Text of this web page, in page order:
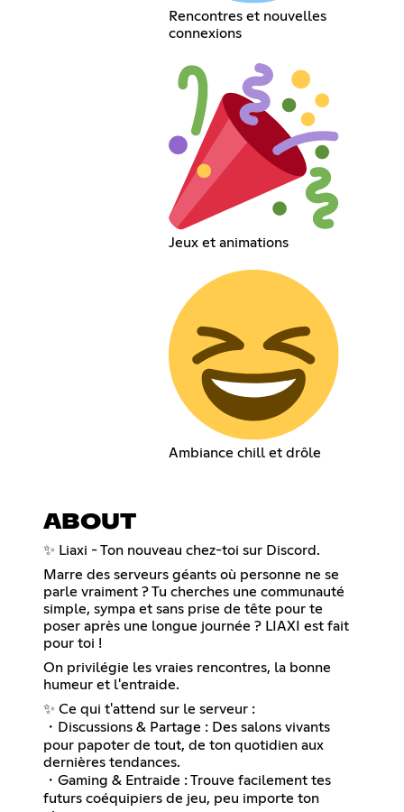
Rencontres et nouvelles
connexions
Jeux et animations
Ambiance chill et drôle
ABOUT
✨ Liaxi - Ton nouveau chez-toi sur Discord.
Marre des serveurs géants où personne ne se
parle vraiment ? Tu cherches une communauté
simple, sympa et sans prise de tête pour te
poser après une longue journée ? LIAXI est fait
pour toi !
On privilégie les vraies rencontres, la bonne
humeur et l'entraide.
✨ Ce qui t'attend sur le serveur :
・Discussions & Partage : Des salons vivants
pour papoter de tout, de ton quotidien aux
dernières tendances.
・Gaming & Entraide : Trouve facilement tes
futurs coéquipiers de jeu, peu importe ton